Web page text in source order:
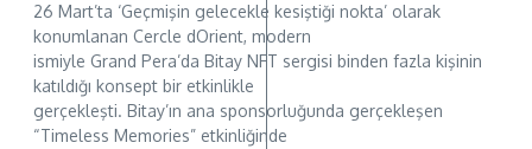
26 Mart’ta ‘Geçmişin gelecekle kesiştiği nokta’ olarak
konumlanan Cercle dOrient, modern
ismiyle Grand Pera’da Bitay NFT sergisi binden fazla kişinin
katıldığı konsept bir etkinlikle
gerçekleşti. Bitay’ın ana sponsorluğunda gerçekleşen
“Timeless Memories” etkinliğinde